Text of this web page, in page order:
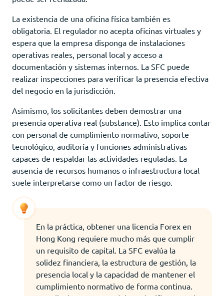
La existencia de una oficina física también es
obligatoria. El regulador no acepta oficinas virtuales y
espera que la empresa disponga de instalaciones
operativas reales, personal local y acceso a
documentación y sistemas internos. La SFC puede
realizar inspecciones para verificar la presencia efectiva
del negocio en la jurisdicción.
Asimismo, los solicitantes deben demostrar una
presencia operativa real (substance). Esto implica contar
con personal de cumplimiento normativo, soporte
tecnológico, auditoría y funciones administrativas
capaces de respaldar las actividades reguladas. La
ausencia de recursos humanos o infraestructura local
suele interpretarse como un factor de riesgo.
En la práctica, obtener una licencia Forex en
Hong Kong requiere mucho más que cumplir
un requisito de capital. La SFC evalúa la
solidez financiera, la estructura de gestión, la
presencia local y la capacidad de mantener el
cumplimiento normativo de forma continua.